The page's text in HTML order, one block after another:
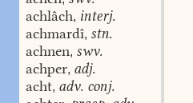
achlâch, interj.
achmardî, stn.
achnen, swv.
achper, adj.
acht, adv. conj.